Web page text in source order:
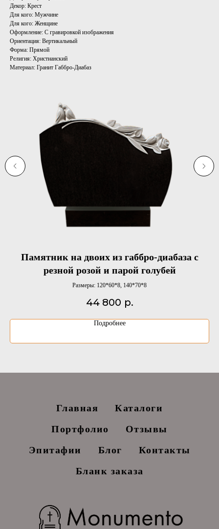
Декор: Крест
Для кого: Мужчине
Для кого: Женщине
Оформление: С гравировкой изображения
Ориентация: Вертикальный
Форма: Прямой
Религия: Христианский
Материал: Гранит Габбро-Диабаз
Памятник на двоих из габбро-диабаза с
резной розой и парой голубей
Размеры: 120*60*8, 140*70*8
44 800 р.
Подробнее
Главная
Каталоги
Портфолио
Отзывы
Эпитафии
Блог
Контакты
Бланк заказа